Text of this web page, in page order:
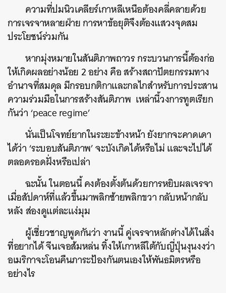
ความที่ปมนิวเคลียร์เกาหลีเหนือต้องคลี่คลายด้วย
การเจรจาหลายฝ่าย การหาข้อยุติจึงต้องแสวงจุดสม
ประโยชน์ร่วมกัน
หากมุ่งหมายในสันติภาพถาวร กระบวนการนี้ต้องก่อ
ให้เกิดผลอย่างน้อย 2 อย่าง คือ สร้างสถาปัตยกรรมทาง
อำนาจที่สมดุล มีกรอบกติกาและกลไกสำหรับการประสาน
ความร่วมมือในการสร้างสันติภาพ เหล่านี้วงการทูตเรียก
กันว่า ‘peace regime’
นั่นเป็นโจทย์ยากในระยะข้างหน้า ยังยากจะคาดเดา
ได้ว่า ‘ระบอบสันติภาพ’ จะบังเกิดได้หรือไม่ และจะไปได้
ตลอดรอดฝั่งหรือเปล่า
ฉะนั้น ในตอนนี้ คงต้องตั้งต้นด้วยการหยิบผลเจรจา
เมื่อสัปดาห์ที่แล้วขึ้นมาพลิกซ้ายพลิกขวา กลับหน้ากลับ
หลัง ส่องดูแต่ละแง่มุม
ผู้เชี่ยวชาญพูดกันว่า งานนี้ คู่เจรจาหลักต่างได้ในสิ่ง
ที่อยากได้ จีนเจอส้มหล่น ทิ้งให้เกาหลีใต้กับญี่ปุ่นงุนงงว่า
อเมริกาจะโอนคืนภาระป้องกันตนเองให้พันธมิตรหรือ
อย่างไร